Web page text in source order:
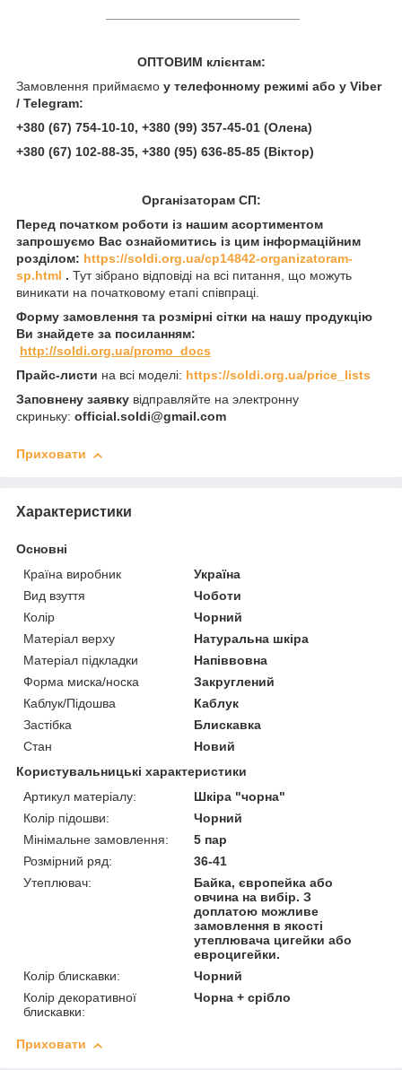
ОПТОВИМ клієнтам:
Замовлення приймаємо у телефонному режимі або у Viber
/ Telegram:
+380 (67) 754-10-10, +380 (99) 357-45-01 (Олена)
+380 (67) 102-88-35, +380 (95) 636-85-85 (Віктор)
Організаторам СП:
Перед початком роботи із нашим асортиментом
запрошуємо Вас ознайомитись із цим інформаційним
розділом: https://soldi.org.ua/cp14842-organizatoram-
sp.html . Тут зібрано відповіді на всі питання, що можуть
виникати на початковому етапі співпраці.
Форму замовлення та розмірні сітки на нашу продукцію
Ви знайдете за посиланням:
http://soldi.org.ua/promo_docs
Прайс-листи на всі моделі: https://soldi.org.ua/price_lists
Заповнену заявку відправляйте на электронну
скриньку: official.soldi@gmail.com
Приховати
Характеристики
Основні
Країна виробник
Україна
Вид взуття
Чоботи
Колір
Чорний
Матеріал верху
Натуральна шкіра
Матеріал підкладки
Напіввовна
Форма миска/носка
Закруглений
Каблук/Підошва
Каблук
Застібка
Блискавка
Стан
Новий
Користувальницькі характеристики
Артикул матеріалу:
Шкіра "чорна"
Колір підошви:
Чорний
Мінімальне замовлення:
5 пар
Розмірний ряд:
36-41
Утеплювач:
Байка, європейка або
овчина на вибір. З
доплатою можливе
замовлення в якості
утеплювача цигейки або
евроцигейки.
Колір блискавки:
Чорний
Колір декоративної
блискавки:
Чорна + срібло
Приховати